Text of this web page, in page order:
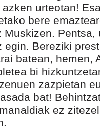
urteotan!
bere
Pentsa,
egin. Bereziki
batean, hemen,
bi
zazpietan
bat!
ez